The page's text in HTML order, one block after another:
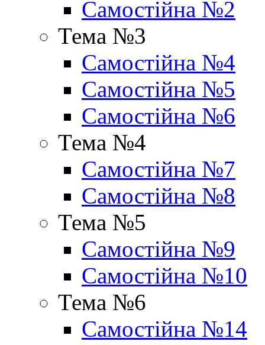
Самостійна №2
Тема №3
Самостійна №4
Самостійна №5
Самостійна №6
Тема №4
Самостійна №7
Самостійна №8
Тема №5
Самостійна №9
Самостійна №10
Тема №6
Самостійна №14